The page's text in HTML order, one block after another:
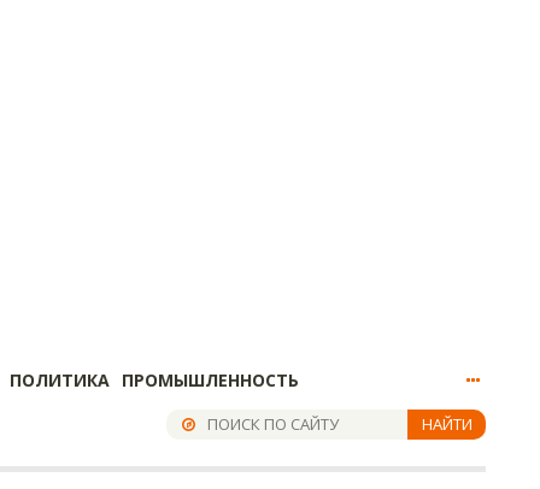
ПОЛИТИКА ПРОМЫШЛЕННОСТЬ
НАЙТИ